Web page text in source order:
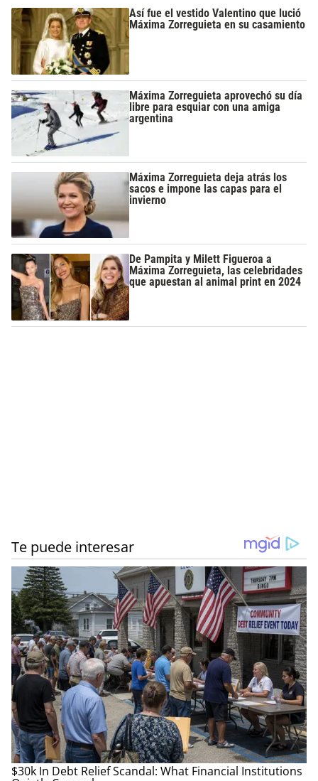
Así fue el vestido Valentino que lució
Máxima Zorreguieta en su casamiento
Máxima Zorreguieta aprovechó su día
libre para esquiar con una amiga
argentina
Máxima Zorreguieta deja atrás los
sacos e impone las capas para el
invierno
De Pampita y Milett Figueroa a
Máxima Zorreguieta, las celebridades
que apuestan al animal print en 2024